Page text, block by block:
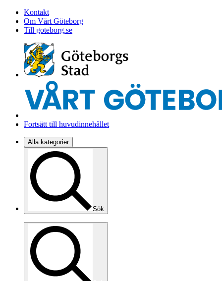
Kontakt
Om Vårt Göteborg
Till goteborg.se
Fortsätt till huvudinnehållet
Alla kategorier
Sök